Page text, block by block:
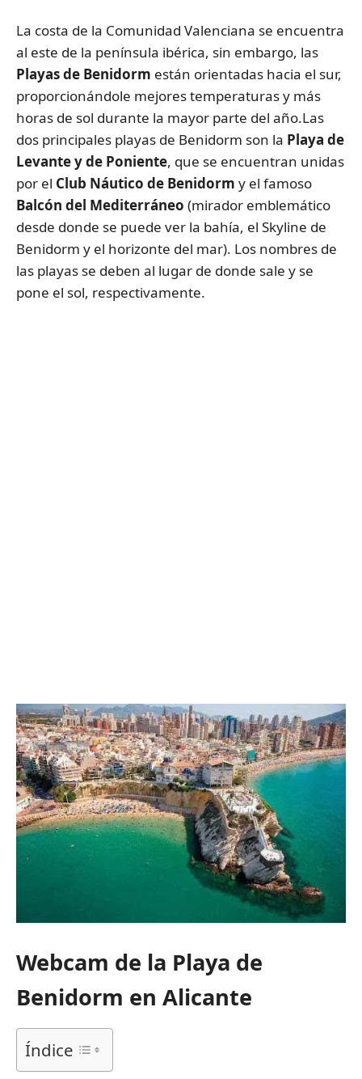
La costa de la Comunidad Valenciana se encuentra
al este de la península ibérica, sin embargo, las
Playas de Benidorm están orientadas hacia el sur,
proporcionándole mejores temperaturas y más
horas de sol durante la mayor parte del año.Las
dos principales playas de Benidorm son la Playa de
Levante y de Poniente, que se encuentran unidas
por el Club Náutico de Benidorm y el famoso
Balcón del Mediterráneo (mirador emblemático
desde donde se puede ver la bahía, el Skyline de
Benidorm y el horizonte del mar). Los nombres de
las playas se deben al lugar de donde sale y se
pone el sol, respectivamente.
Webcam de la Playa de
Benidorm en Alicante
Índice